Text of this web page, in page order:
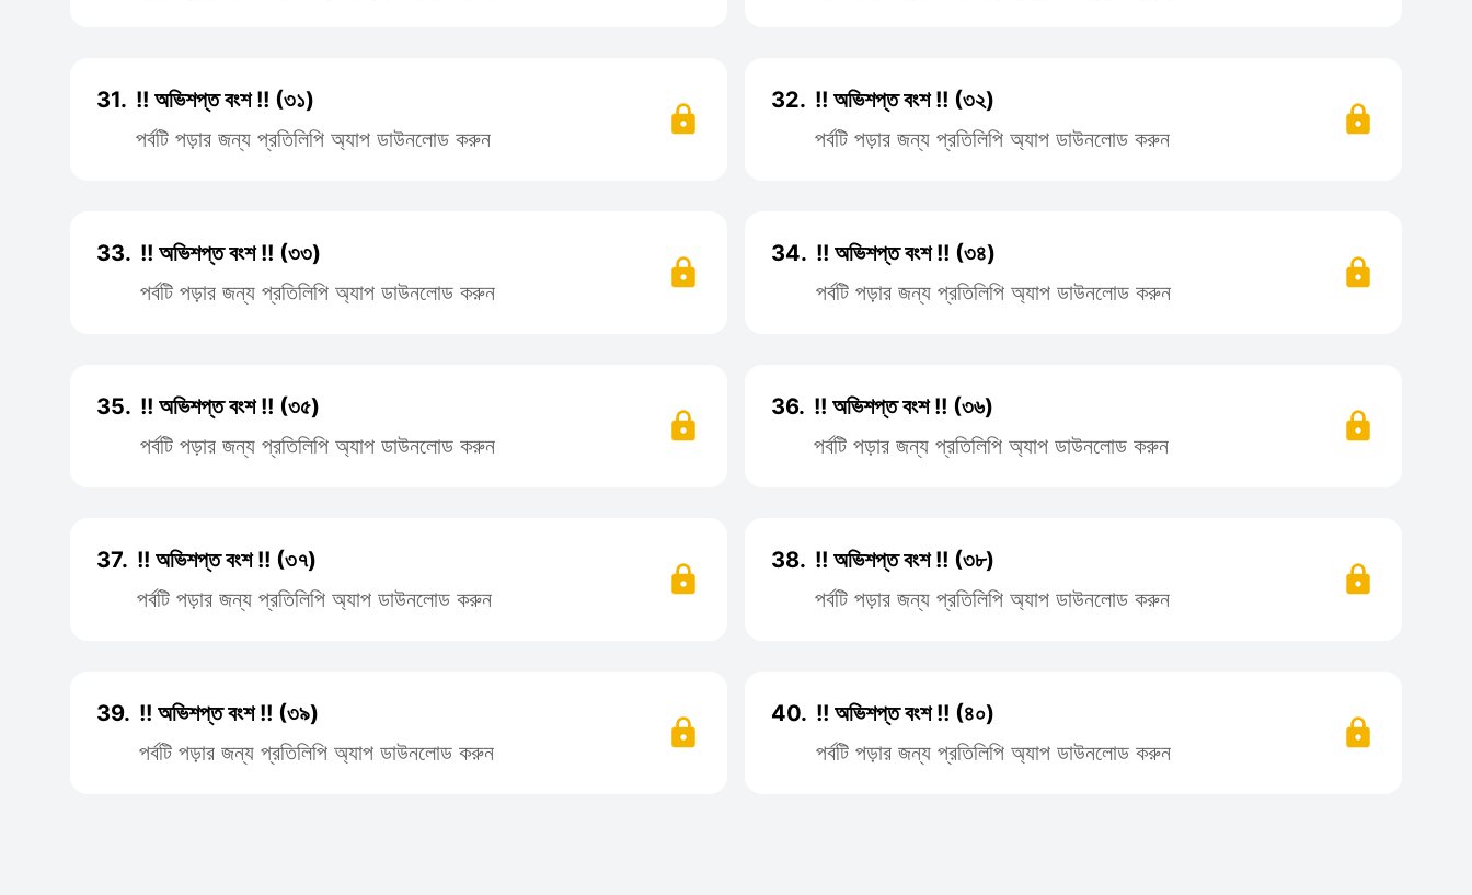
31. !! অভিশপ্ত বংশ !! (৩১)
পর্বটি পড়ার জন্য প্রতিলিপি অ্যাপ ডাউনলোড করুন
32. !! অভিশপ্ত বংশ !! (৩২)
পর্বটি পড়ার জন্য প্রতিলিপি অ্যাপ ডাউনলোড করুন
33. !! অভিশপ্ত বংশ !! (৩৩)
পর্বটি পড়ার জন্য প্রতিলিপি অ্যাপ ডাউনলোড করুন
34. !! অভিশপ্ত বংশ !! (৩৪)
পর্বটি পড়ার জন্য প্রতিলিপি অ্যাপ ডাউনলোড করুন
35. !! অভিশপ্ত বংশ !! (৩৫)
পর্বটি পড়ার জন্য প্রতিলিপি অ্যাপ ডাউনলোড করুন
36. !! অভিশপ্ত বংশ !! (৩৬)
পর্বটি পড়ার জন্য প্রতিলিপি অ্যাপ ডাউনলোড করুন
37. !! অভিশপ্ত বংশ !! (৩৭)
পর্বটি পড়ার জন্য প্রতিলিপি অ্যাপ ডাউনলোড করুন
38. !! অভিশপ্ত বংশ !! (৩৮)
পর্বটি পড়ার জন্য প্রতিলিপি অ্যাপ ডাউনলোড করুন
39. !! অভিশপ্ত বংশ !! (৩৯)
পর্বটি পড়ার জন্য প্রতিলিপি অ্যাপ ডাউনলোড করুন
40. !! অভিশপ্ত বংশ !! (৪০)
পর্বটি পড়ার জন্য প্রতিলিপি অ্যাপ ডাউনলোড করুন